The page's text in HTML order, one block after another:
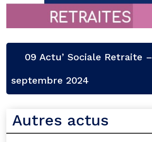
09 Actu’ Sociale Retraite –
septembre 2024
Autres actus